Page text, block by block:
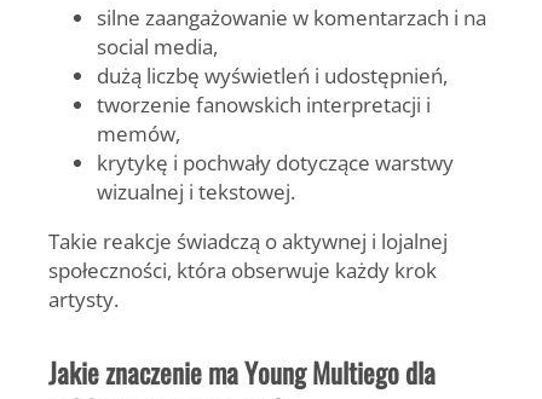
silne zaangażowanie w komentarzach i na
social media,
dużą liczbę wyświetleń i udostępnień,
tworzenie fanowskich interpretacji i
memów,
krytykę i pochwały dotyczące warstwy
wizualnej i tekstowej.
Takie reakcje świadczą o aktywnej i lojalnej
społeczności, która obserwuje każdy krok
artysty.
Jakie znaczenie ma Young Multiego dla